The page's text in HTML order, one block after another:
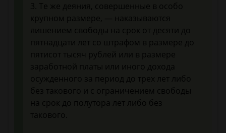
3. Те же деяния, совершенные в особо
крупном размере, — наказываются
лишением свободы на срок от десяти до
пятнадцати лет со штрафом в размере до
пятисот тысяч рублей или в размере
заработной платы или иного дохода
осужденного за период до трех лет либо
без такового и с ограничением свободы
на срок до полутора лет либо без
такового.